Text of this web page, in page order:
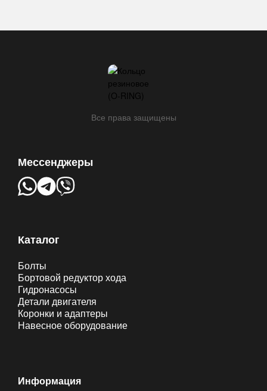
Все права защищены
Мессенджеры
Каталог
Болты
Бортовой редуктор хода
Гидронасосы
Детали двигателя
Коронки и адаптеры
Навесное оборудование
Информация